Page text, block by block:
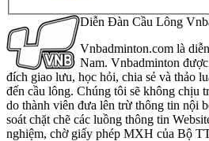
Diễn Đàn Cầu Lông
Vnbadminton.com là
Nam. Vnbadminton
đích giao lưu, học hỏi, chia sẻ và thảo
đến cầu lông. Chúng tôi sẽ không chịu
do thành viên đưa lên trừ thông tin nội
soát chặt chẽ các luồng thông tin
nghiệm, chờ giấy phép MXH của Bộ